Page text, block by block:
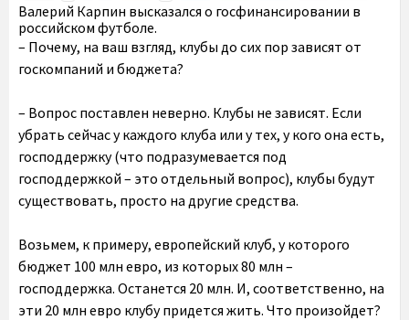
Валерий Карпин высказался о госфинансировании в
российском футболе.
– Почему, на ваш взгляд, клубы до сих пор зависят от
госкомпаний и бюджета?
– Вопрос поставлен неверно. Клубы не зависят. Если
убрать сейчас у каждого клуба или у тех, у кого она есть,
господдержку (что подразумевается под
господдержкой – это отдельный вопрос), клубы будут
существовать, просто на другие средства.
Возьмем, к примеру, европейский клуб, у которого
бюджет 100 млн евро, из которых 80 млн –
господдержка. Останется 20 млн. И, соответственно, на
эти 20 млн евро клубу придется жить. Что произойдет?